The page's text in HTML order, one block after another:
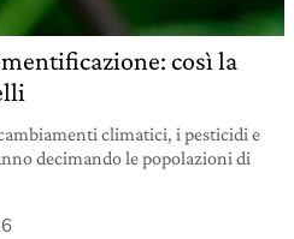
così la
climatici, i pesticidi e
decimando le popolazioni di